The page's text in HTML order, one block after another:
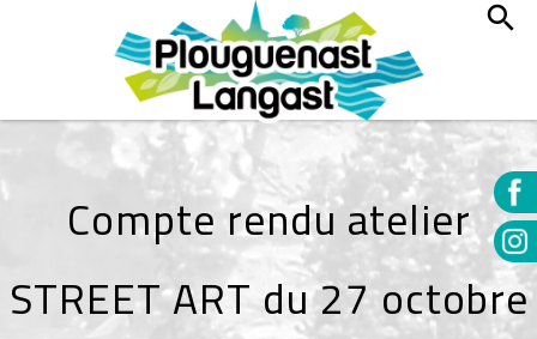
Compte rendu atelier
STREET ART du 27 octobre